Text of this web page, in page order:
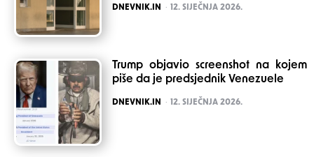
POSTED
DNEVNIK.IN 12. SIJEČNJA 2026.
Trump objavio screenshot na kojem
piše da je predsjednik Venezuele
POSTED
DNEVNIK.IN 12. SIJEČNJA 2026.